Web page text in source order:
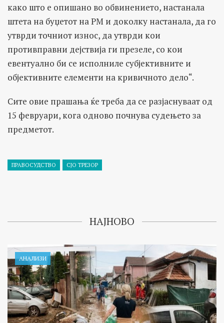
како што е опишано во обвинението, настанала
штета на буџетот на РМ и доколку настанала, да го
утврди точниот износ, да утврди кои
противправни дејствија ги презеле, со кои
евентуално би се исполниле субјективните и
објективните елементи на кривичното дело“.
Сите овие прашања ќе треба да се разјаснуваат од
15 февруари, кога одново почнува судењето за
предметот.
ПРАВОСУДСТВО СЈО ТРЕЗОР
НАЈНОВО
АНАЛИЗИ